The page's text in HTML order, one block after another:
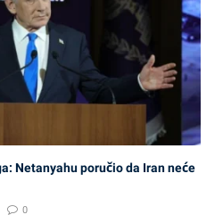
Netanyahu poručio da Iran neće
0